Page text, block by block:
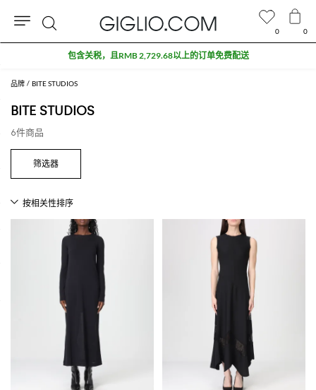
品牌 BITE STUDIOS
BITE STUDIOS
6件商品
0 0
包含关税，且RMB 2,729.68以上的订单免费配送